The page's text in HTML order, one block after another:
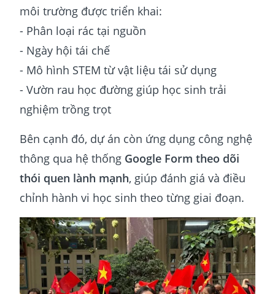
môi trường được triển khai:
- Phân loại rác tại nguồn
- Ngày hội tái chế
- Mô hình STEM từ vật liệu tái sử dụng
- Vườn rau học đường giúp học sinh trải
nghiệm trồng trọt
Bên cạnh đó, dự án còn ứng dụng công nghệ
thông qua hệ thống Google Form theo dõi
thói quen lành mạnh, giúp đánh giá và điều
chỉnh hành vi học sinh theo từng giai đoạn.